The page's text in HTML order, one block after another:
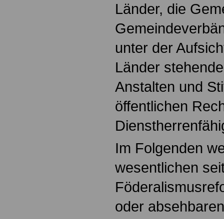
Länder, die
unter der
Länder
Anstalten und
öffentlichen
Im Folgenden
wesentlichen
oder